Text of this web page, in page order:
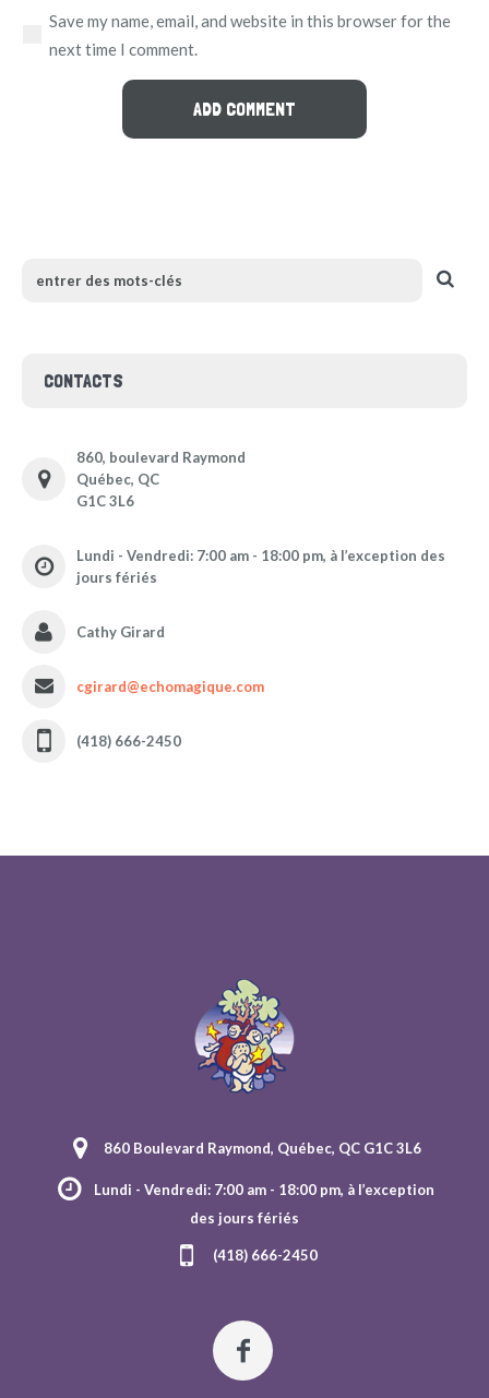
Save my name, email, and website in this browser for the
next time I comment.
CONTACTS
860, boulevard Raymond
Québec, QC
G1C 3L6
Lundi - Vendredi: 7:00 am - 18:00 pm, à l’exception des
jours fériés
Cathy Girard
cgirard@echomagique.com
(418) 666-2450
860 Boulevard Raymond, Québec, QC G1C 3L6
Lundi - Vendredi: 7:00 am - 18:00 pm, à l’exception
des jours fériés
(418) 666-2450